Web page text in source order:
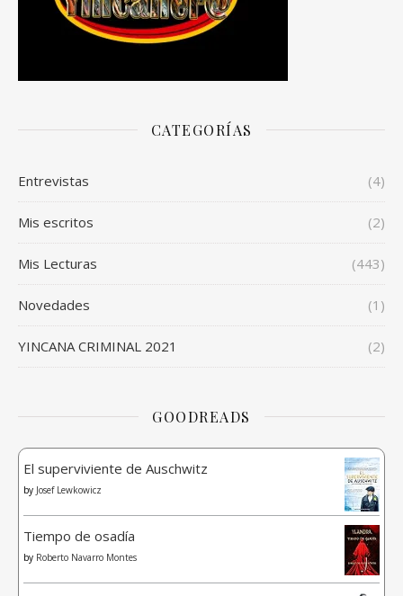
CATEGORÍAS
Entrevistas (4)
Mis escritos (2)
Mis Lecturas (443)
Novedades (1)
YINCANA CRIMINAL 2021 (2)
GOODREADS
El superviviente de Auschwitz
by Josef Lewkowicz
Tiempo de osadía
by Roberto Navarro Montes